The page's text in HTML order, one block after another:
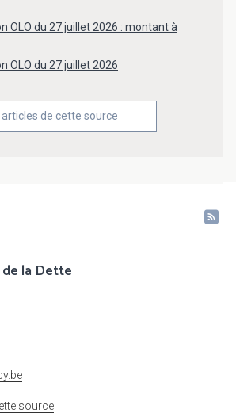
OLO du 27 juillet 2026 : montant à
OLO du 27 juillet 2026
articles de cette source
la Dette
source